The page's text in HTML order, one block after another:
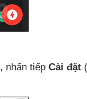
, nhấn tiếp Cài đặt